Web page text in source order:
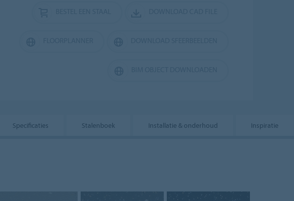
Specificaties Stalenboek Installatie & onderhoud Inspiratie